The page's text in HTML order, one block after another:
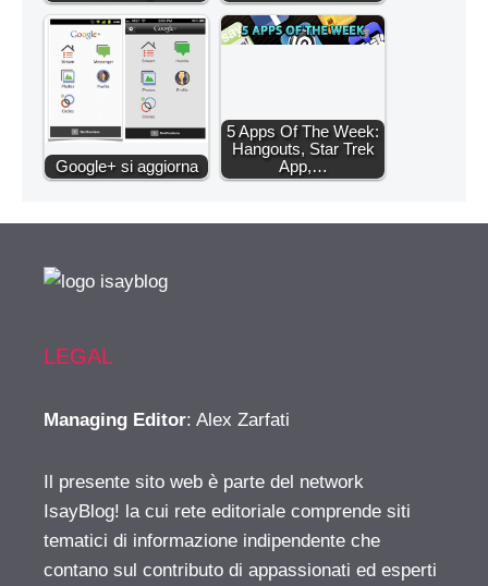
Google+ si aggiorna
5 Apps Of The Week:
Hangouts, Star Trek
App,…
LEGAL
Managing Editor: Alex Zarfati
Il presente sito web è parte del network
IsayBlog! la cui rete editoriale comprende siti
tematici di informazione indipendente che
contano sul contributo di appassionati ed esperti